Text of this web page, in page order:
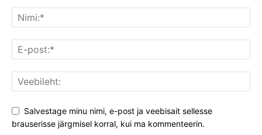
Salvestage minu nimi, e-post ja veebisait sellesse
brauserisse järgmisel korral, kui ma kommenteerin.